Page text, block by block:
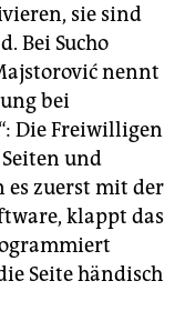
sie sind
Bei Sucho
nennt
bei
Die Freiwilligen
und
es zuerst mit der
klappt das
Seite händisch